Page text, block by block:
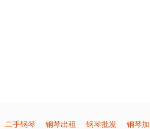
二手钢琴 钢琴出租 钢琴批发 钢琴